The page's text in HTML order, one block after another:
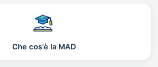
Che cos'è la MAD